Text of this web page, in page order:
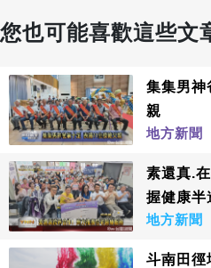
您也可能喜歡這些文
集集男神
親
地方新聞
素還真.
握健康半
地方新聞
斗南田徑